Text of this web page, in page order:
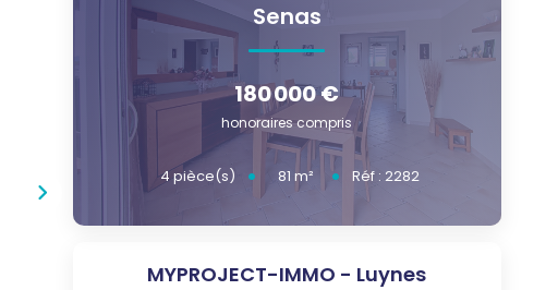
Senas
180 000 €
honoraires compris
4pièce(s) 81m² Réf :2282
MYPROJECT-IMMO - Luynes